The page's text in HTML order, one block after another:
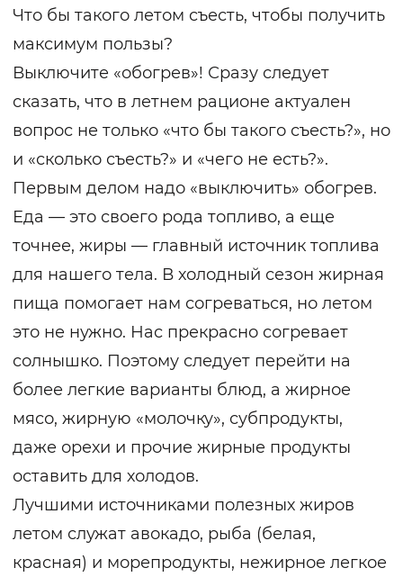
Что бы такого летом съесть, чтобы получить
максимум пользы?
Выключите «обогрев»! Сразу следует
сказать, что в летнем рационе актуален
вопрос не только «что бы такого съесть?», но
и «сколько съесть?» и «чего не есть?».
Первым делом надо «выключить» обогрев.
Еда — это своего рода топливо, а еще
точнее, жиры — главный источник топлива
для нашего тела. В холодный сезон жирная
пища помогает нам согреваться, но летом
это не нужно. Нас прекрасно согревает
солнышко. Поэтому следует перейти на
более легкие варианты блюд, а жирное
мясо, жирную «молочку», субпродукты,
даже орехи и прочие жирные продукты
оставить для холодов.
Лучшими источниками полезных жиров
летом служат авокадо, рыба (белая,
красная) и морепродукты, нежирное легкое